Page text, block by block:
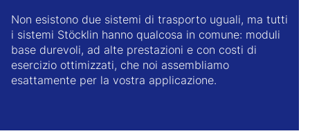
Non esistono due sistemi di trasporto uguali, ma tutti
i sistemi Stöcklin hanno qualcosa in comune: moduli
base durevoli, ad alte prestazioni e con costi di
esercizio ottimizzati, che noi assembliamo
esattamente per la vostra applicazione.